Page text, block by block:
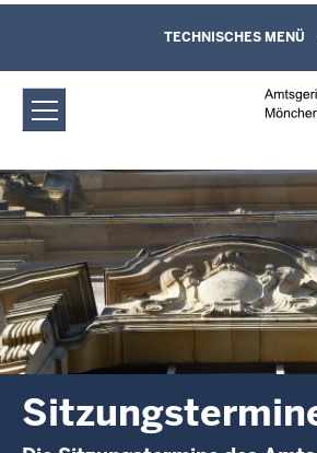
Amtsgericht
Sitzungstermine
Direkt zum Inhalt
Leichte Sprache,
und Kontaktformular
TECHNISCHES MENÜ